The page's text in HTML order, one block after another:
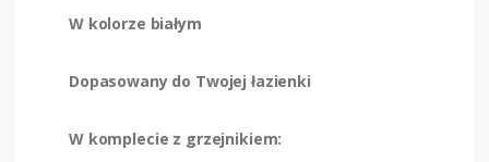
W kolorze białym
Dopasowany do Twojej łazienki
W komplecie z grzejnikiem: